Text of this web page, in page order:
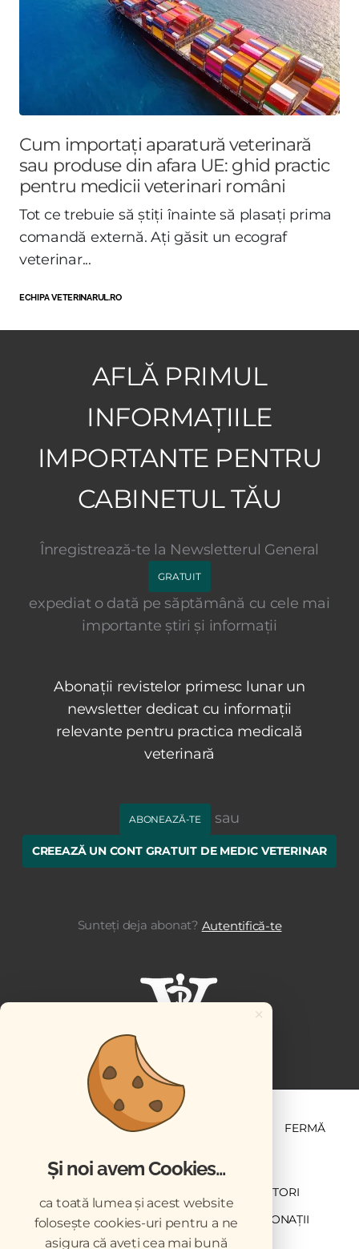
Cum importați aparatură veterinară
sau produse din afara UE: ghid practic
pentru medicii veterinari români
Tot ce trebuie să știți înainte să plasați prima
comandă externă. Ați găsit un ecograf
veterinar...
ECHIPA VETERINARUL.RO
AFLĂ PRIMUL
INFORMAȚIILE
IMPORTANTE PENTRU
CABINETUL TĂU
Înregistrează-te la Newsletterul General
GRATUIT
expediat o dată pe săptămână cu cele mai
importante știri și informații
Abonații revistelor primesc lunar un
newsletter dedicat cu informații
relevante pentru practica medicală
veterinară
ABONEAZĂ-TE sau
CREEAZĂ UN CONT GRATUIT DE MEDIC VETERINAR
Sunteți deja abonat? Autentifică-te
ȘTIINȚĂ ȘI PRACTICĂ FERMĂ
CONTRIBUTORI
DESCĂRCĂRI ACREDITARE CMVRO DONAȚII
CHESTIONAR
×
Și noi avem Cookies...
ca toată lumea și acest website
folosește cookies-uri pentru a ne
asigura că aveți cea mai bună